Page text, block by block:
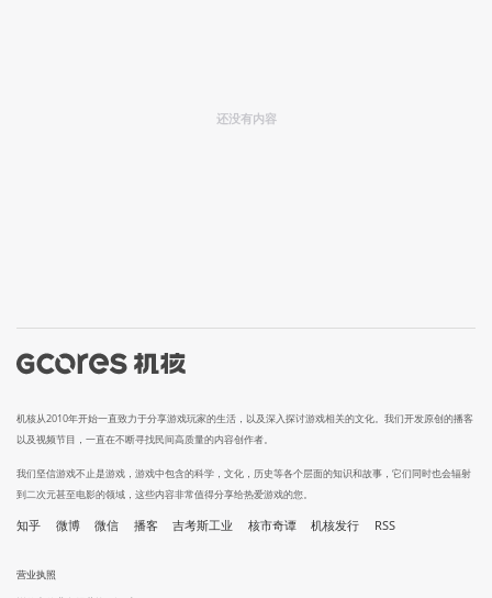
还没有内容
机核从2010年开始一直致力于分享游戏玩家的生活，以及深入探讨游戏相关的文化。我们开发原创的播客
以及视频节目，一直在不断寻找民间高质量的内容创作者。
我们坚信游戏不止是游戏，游戏中包含的科学，文化，历史等各个层面的知识和故事，它们同时也会辐射
到二次元甚至电影的领域，这些内容非常值得分享给热爱游戏的您。
知乎 微博 微信 播客 吉考斯工业 核市奇谭 机核发行 RSS
营业执照